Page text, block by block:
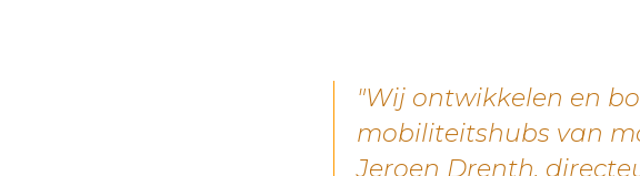
"Wij ontwikkelen en
mobiliteitshubs van
Jeroen Drenth,